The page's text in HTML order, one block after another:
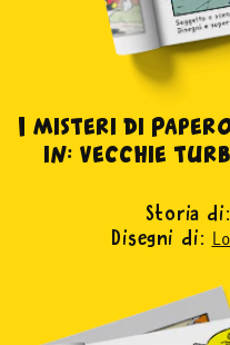
I misteri di
in: vecchie
Storia di:
Disegni di: